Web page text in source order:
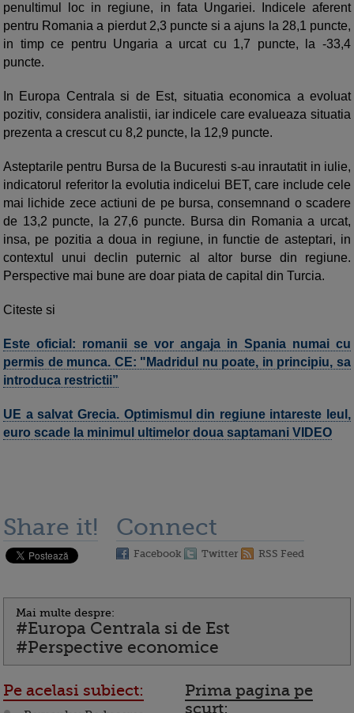
penultimul loc in regiune, in fata Ungariei. Indicele aferent
pentru Romania a pierdut 2,3 puncte si a ajuns la 28,1 puncte,
in timp ce pentru Ungaria a urcat cu 1,7 puncte, la -33,4
puncte.
In Europa Centrala si de Est, situatia economica a evoluat
pozitiv, considera analistii, iar indicele care evalueaza situatia
prezenta a crescut cu 8,2 puncte, la 12,9 puncte.
Asteptarile pentru Bursa de la Bucuresti s-au inrautatit in iulie,
indicatorul referitor la evolutia indicelui BET, care include cele
mai lichide zece actiuni de pe bursa, consemnand o scadere
de 13,2 puncte, la 27,6 puncte. Bursa din Romania a urcat,
insa, pe pozitia a doua in regiune, in functie de asteptari, in
contextul unui declin puternic al altor burse din regiune.
Perspective mai bune are doar piata de capital din Turcia.
Citeste si
Este oficial: romanii se vor angaja in Spania numai cu
permis de munca. CE: "Madridul nu poate, in principiu, sa
introduca restrictii”
UE a salvat Grecia. Optimismul din regiune intareste leul,
euro scade la minimul ultimelor doua saptamani VIDEO
Share it! Connect
Facebook Twitter RSS Feed
Mai multe despre:
#Europa Centrala si de Est
#Perspective economice
Pe acelasi subiect:
Prima pagina pe
scurt: